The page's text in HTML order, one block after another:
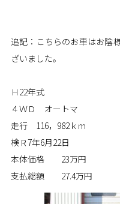
追記：こちらのお車はお陰
ざいました。
Ｈ22年式
４ＷＤ オートマ
走行 116，982ｋｍ
検Ｒ7年6月22日
本体価格 23万円
支払総額 27.4万円